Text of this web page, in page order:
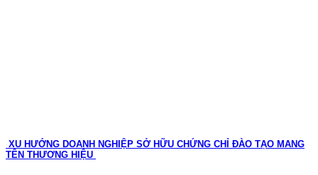
XU HƯỚNG DOANH NGHIỆP SỞ HỮU CHỨNG CHỈ ĐÀO TẠO MANG
TÊN THƯƠNG HIỆU